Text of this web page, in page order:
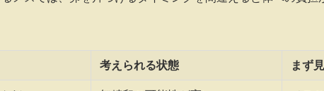
考えられる状態 まず